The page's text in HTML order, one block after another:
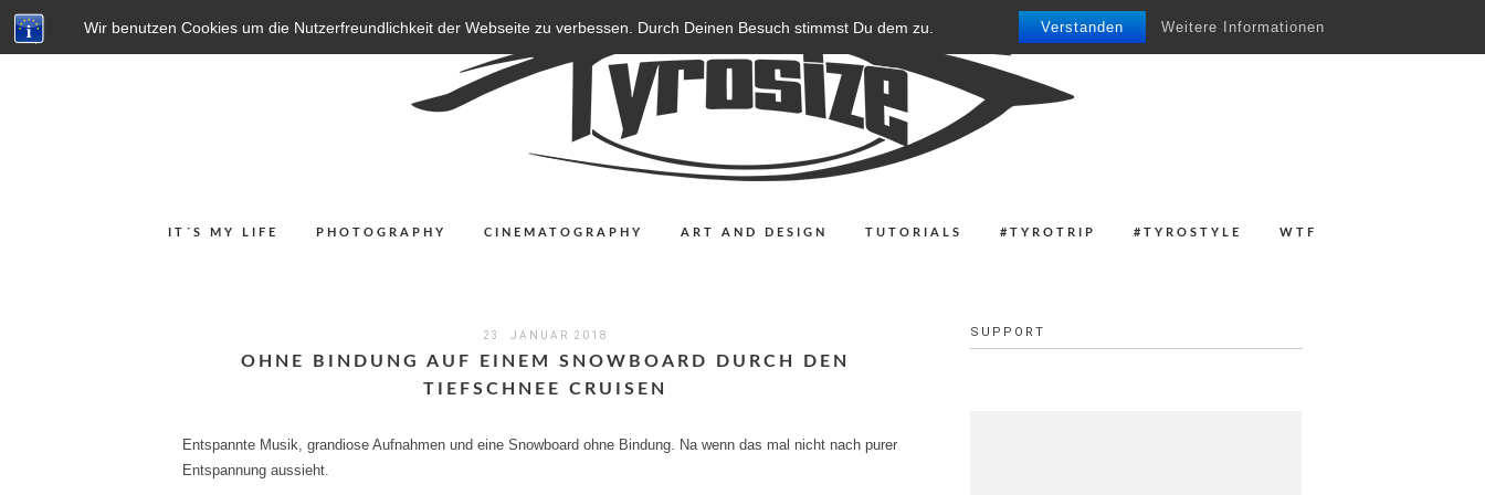
Wir benutzen Cookies um die Nutzerfreundlichkeit der Webseite zu verbessen. Durch Deinen Besuch stimmst Du dem zu. Verstanden Weitere Informationen
IT´S MY LIFE PHOTOGRAPHY CINEMATOGRAPHY ART AND DESIGN TUTORIALS #TYROTRIP #TYROSTYLE WTF
23. JANUAR 2018
OHNE BINDUNG AUF EINEM SNOWBOARD DURCH DEN
TIEFSCHNEE CRUISEN
Entspannte Musik, grandiose Aufnahmen und eine Snowboard ohne Bindung. Na wenn das mal nicht nach purer
Entspannung aussieht.
SUPPORT